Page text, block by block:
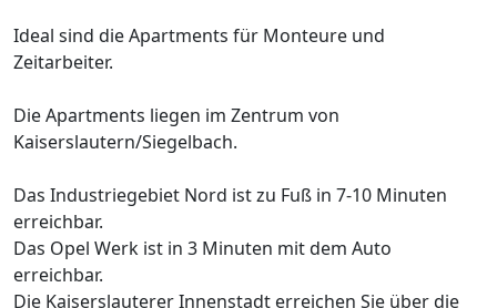
Ideal sind die Apartments für Monteure und
Zeitarbeiter.
Die Apartments liegen im Zentrum von
Kaiserslautern/Siegelbach.
Das Industriegebiet Nord ist zu Fuß in 7-10 Minuten
erreichbar.
Das Opel Werk ist in 3 Minuten mit dem Auto
erreichbar.
Die Kaiserslauterer Innenstadt erreichen Sie über die